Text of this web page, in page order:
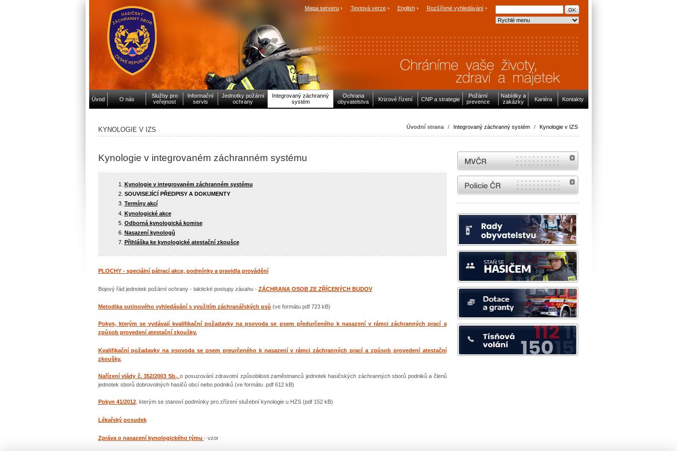
Mapa serveru Textová verze English Rozšířené vyhledávání
Úvod O nás
Služby pro
veřejnost
Informační
servis
Jednotky požární
ochrany
Integrovaný záchranný
systém
Ochrana
obyvatelstva
Krizové řízení CNP a strategie
Požární
prevence
Nabídky a
zakázky
Kariéra Kontakty
Úvodní strana / Integrovaný záchranný systém / Kynologie v IZS
KYNOLOGIE V IZS
Kynologie v integrovaném záchranném systému
Kynologie v integrovaném záchranném systému
SOUVISEJÍCÍ PŘEDPISY A DOKUMENTY
Termíny akcí
Kynologické akce
Odborná kynologická komise
Nasazení kynologů
Přihláška ke kynologické atestační zkoušce
PLOCHY - speciální pátrací akce, podmínky a pravidla provádění
Bojový řád jednotek požární ochrany - taktické postupy zásahu - ZÁCHRANA OSOB ZE ZŘÍCENÝCH BUDOV
Metodika sutinového vyhledávání s využitím záchranářských psů (ve formátu pdf 723 kB)
Pokyn, kterým se vydávají kvalifikační požadavky na psovoda se psem předurčeného k nasazení v rámci záchranných prací a
způsob provedení atestační zkoušky.
Kvalifikační požadavky na psovoda se psem preurčeného k nasazení v rámci záchranných prací a způsob provedení atestační
zkoušky.
Nařízení vlády č. 352/2003 Sb., o posuzování zdravotní způsobilosti zaměstnanců jednotek hasičských záchranných sborů podniků a členů
jednotek sborů dobrovolných hasičů obcí nebo podniků (ve formátu .pdf 612 kB)
Pokyn 41/2012, kterým se stanoví podmínky pro zřízení služební kynologie u HZS (pdf 152 kB)
Lékařský posudek
Zpráva o nasazení kynologického týmu - vzor
MVČR
internetové stránky Policie ČR